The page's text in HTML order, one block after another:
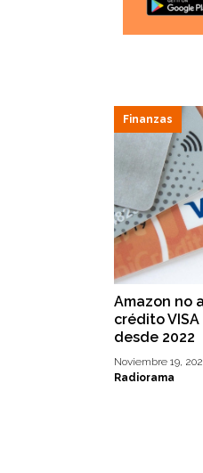
Finanzas
Amazon no
crédito
desde 2022
Noviembre 19,
Radiorama